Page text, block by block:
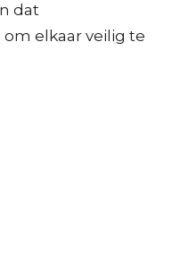
dat
elkaar veilig te